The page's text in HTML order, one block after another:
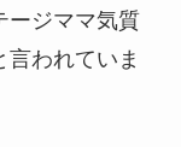
ージママ気質
言われていま